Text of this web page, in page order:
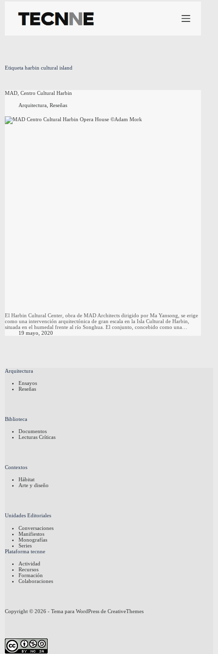
contenido
Etiqueta harbin cultural island
MAD, Centro Cultural Harbin
Arquitectura, Reseñas
El Harbin Cultural Center, obra de MAD Architects dirigido por Ma Yansong, se erige
como una intervención arquitectónica de gran escala en la Isla Cultural de Harbin,
situada en el humedal frente al río Songhua. El conjunto, concebido como una…
19 mayo, 2020
Arquitectura
Ensayos
Reseñas
Biblioteca
Documentos
Lecturas Críticas
Contextos
Hábitat
Arte y diseño
Unidades Editoriales
Conversaciones
Manifiestos
Monografías
Series
Plataforma tecnne
Actividad
Recursos
Formación
Colaboraciones
Copyright © 2026 - Tema para WordPress de CreativeThemes